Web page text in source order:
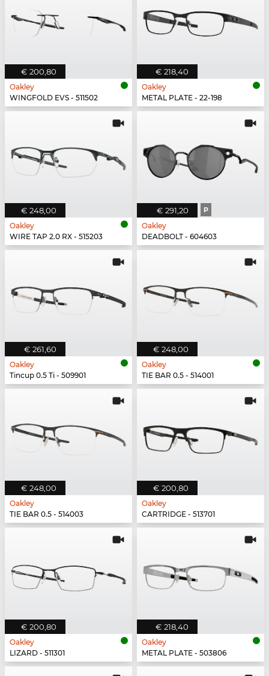
€ 200,80
Oakley
WINGFOLD EVS - 511502
€ 218,40
Oakley
METAL PLATE - 22-198
€ 248,00
Oakley
WIRE TAP 2.0 RX - 515203
€ 291,20 P
Oakley
DEADBOLT - 604603
€ 261,60
Oakley
Tincup 0.5 Ti - 509901
€ 248,00
Oakley
TIE BAR 0.5 - 514001
€ 248,00
Oakley
TIE BAR 0.5 - 514003
€ 200,80
Oakley
CARTRIDGE - 513701
€ 200,80
Oakley
LIZARD - 511301
€ 218,40
Oakley
METAL PLATE - 503806